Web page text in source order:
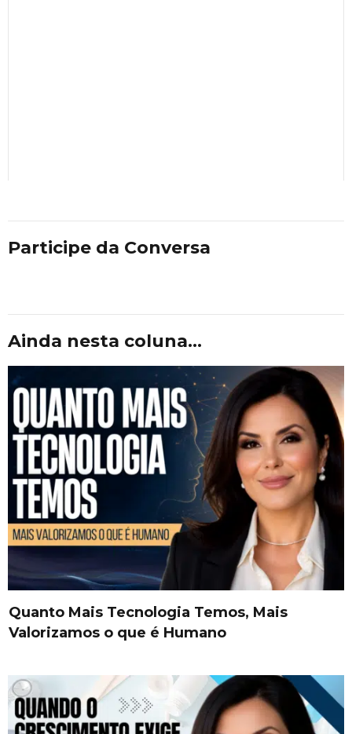
Participe da Conversa
Ainda nesta coluna...
Quanto Mais Tecnologia Temos, Mais
Valorizamos o que é Humano